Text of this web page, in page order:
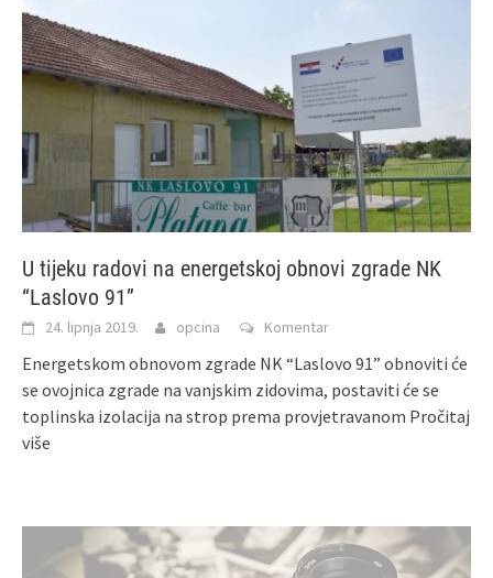
U tijeku radovi na energetskoj obnovi zgrade NK
“Laslovo 91”
24. lipnja 2019. opcina Komentar
Energetskom obnovom zgrade NK “Laslovo 91” obnoviti će
se ovojnica zgrade na vanjskim zidovima, postaviti će se
toplinska izolacija na strop prema provjetravanom Pročitaj
više